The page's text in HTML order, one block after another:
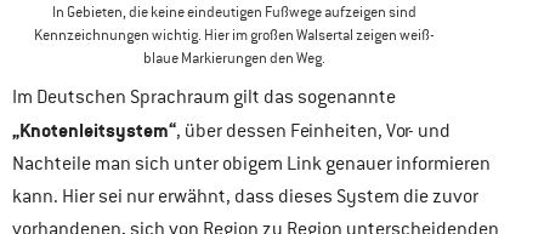
In Gebieten, die keine eindeutigen Fußwege aufzeigen sind
Kennzeichnungen wichtig. Hier im großen Walsertal zeigen weiß-
blaue Markierungen den Weg.
Im Deutschen Sprachraum gilt das sogenannte
„Knotenleitsystem“, über dessen Feinheiten, Vor- und
Nachteile man sich unter obigem Link genauer informieren
kann. Hier sei nur erwähnt, dass dieses System die zuvor
vorhandenen, sich von Region zu Region unterscheidenden